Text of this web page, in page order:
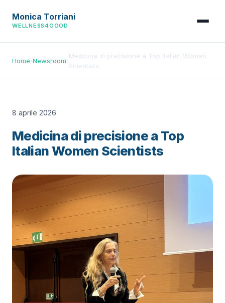
Monica Torriani
WELLNESS4GOOD
Home›Newsroom›
Medicina di precisione a Top Italian Women
Scientists
8 aprile 2026
Medicina di precisione a Top
Italian Women Scientists